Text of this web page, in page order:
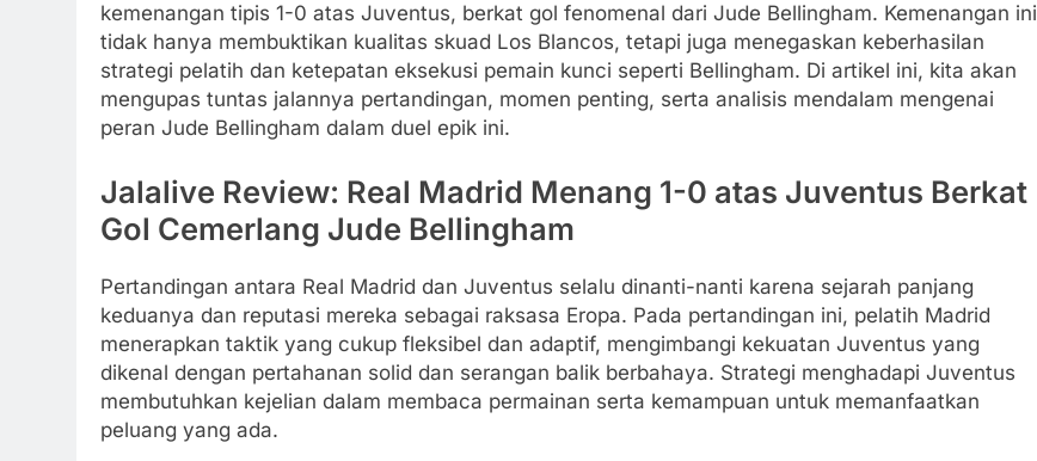
kemenangan tipis 1-0 atas Juventus, berkat gol fenomenal dari Jude Bellingham. Kemenangan ini
tidak hanya membuktikan kualitas skuad Los Blancos, tetapi juga menegaskan keberhasilan
strategi pelatih dan ketepatan eksekusi pemain kunci seperti Bellingham. Di artikel ini, kita akan
mengupas tuntas jalannya pertandingan, momen penting, serta analisis mendalam mengenai
peran Jude Bellingham dalam duel epik ini.
Jalalive Review: Real Madrid Menang 1-0 atas Juventus Berkat
Gol Cemerlang Jude Bellingham
Pertandingan antara Real Madrid dan Juventus selalu dinanti-nanti karena sejarah panjang
keduanya dan reputasi mereka sebagai raksasa Eropa. Pada pertandingan ini, pelatih Madrid
menerapkan taktik yang cukup fleksibel dan adaptif, mengimbangi kekuatan Juventus yang
dikenal dengan pertahanan solid dan serangan balik berbahaya. Strategi menghadapi Juventus
membutuhkan kejelian dalam membaca permainan serta kemampuan untuk memanfaatkan
peluang yang ada.